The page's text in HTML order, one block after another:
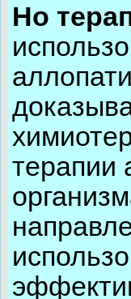
Но
терапии